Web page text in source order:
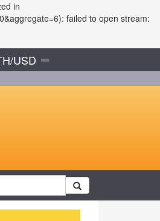
in
failed to open stream:
USD